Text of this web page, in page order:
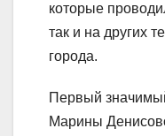
которые
так и на других
города.
Первый
Марины